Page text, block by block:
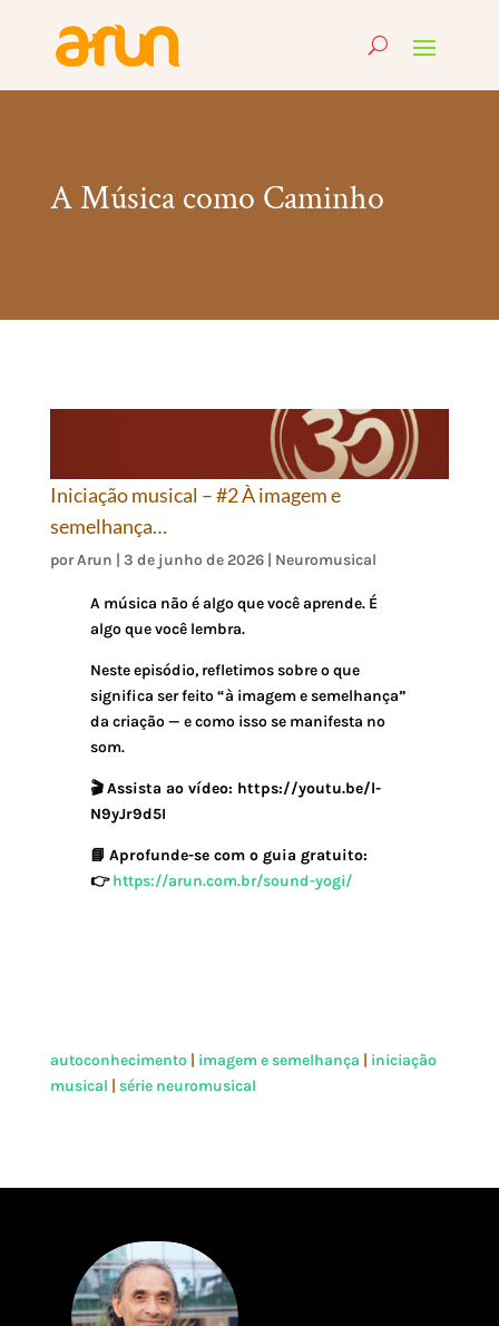
A Música como Caminho
Iniciação musical – #2 À imagem e
semelhança…
porArun | 3 de junho de 2026| Neuromusical
A música não é algo que você aprende. É
algo que você lembra.
Neste episódio, refletimos sobre o que
significa ser feito “à imagem e semelhança”
da criação — e como isso se manifesta no
som.
🎬Assista ao vídeo: https://youtu.be/l-
N9yJr9d5I
📘 Aprofunde-se com o guia gratuito:
👉https://arun.com.br/sound-yogi/
autoconhecimento| imagem e semelhança | iniciação
musical | série neuromusical